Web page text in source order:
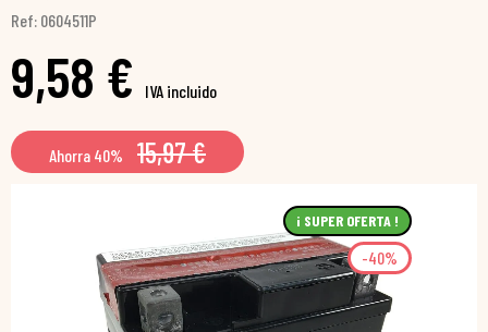
Ref: 0604511P
9,58 € IVA incluido
Ahorra 40% 15,97 €
¡ SUPER OFERTA !
-40%